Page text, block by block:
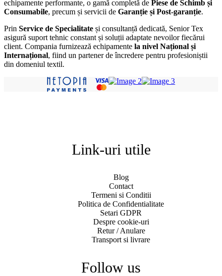
echipamente performante, o gamă completă de Piese de Schimb și
Consumabile, precum și servicii de Garanție și Post-garanție.
Prin Service de Specialitate și consultanță dedicată, Senior Tex
asigură suport tehnic constant și soluții adaptate nevoilor fiecărui
client. Compania furnizează echipamente la nivel Național și
Internațional, fiind un partener de încredere pentru profesioniștii
din domeniul textil.
Link-uri utile
Blog
Contact
Termeni si Conditii
Politica de Confidentialitate
Setari GDPR
Despre cookie-uri
Retur / Anulare
Transport si livrare
Follow us